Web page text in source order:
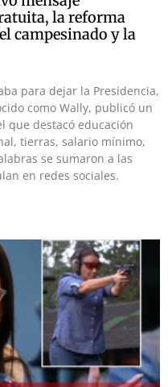
la reforma
campesinado y la
para dejar la Presidencia,
como Wally, publicó un
que destacó educación
tierras, salario mínimo,
se sumaron a las
en redes sociales.